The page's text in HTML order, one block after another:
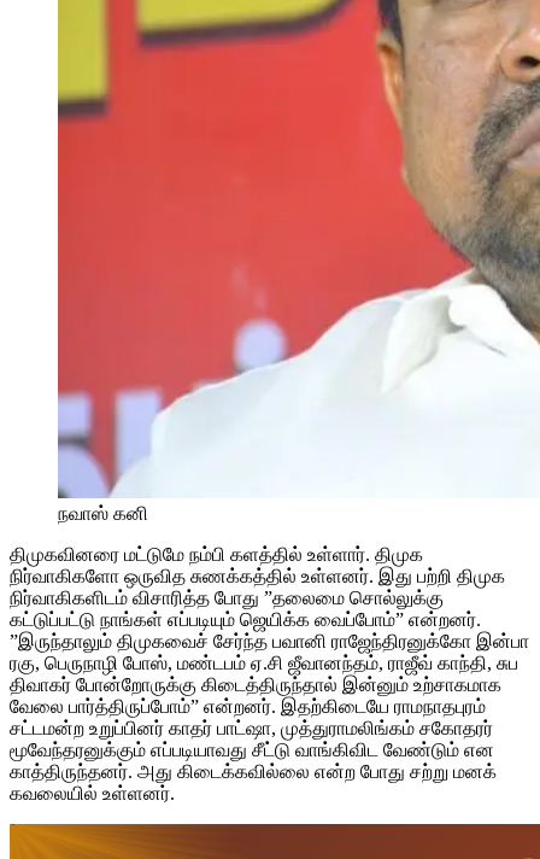
நவாஸ் கனி
திமுகவினரை மட்டுமே நம்பி களத்தில் உள்ளார். திமுக
நிர்வாகிகளோ ஒருவித சுணக்கத்தில் உள்ளனர். இது பற்றி திமுக
நிர்வாகிகளிடம் விசாரித்த போது ”தலைமை சொல்லுக்கு
கட்டுப்பட்டு நாங்கள் எப்படியும் ஜெயிக்க வைப்போம்” என்றனர்.
”இருந்தாலும் திமுகவைச் சேர்ந்த பவானி ராஜேந்திரனுக்கோ இன்பா
ரகு, பெருநாழி போஸ், மண்டபம் ஏ.சி ஜீவானந்தம், ராஜீவ் காந்தி, சுப
திவாகர் போன்றோருக்கு கிடைத்திருந்தால் இன்னும் உற்சாகமாக
வேலை பார்த்திருப்போம்” என்றனர். இதற்கிடையே ராமநாதபுரம்
சட்டமன்ற உறுப்பினர் காதர் பாட்ஷா, முத்துராமலிங்கம் சகோதரர்
மூவேந்தரனுக்கும் எப்படியாவது சீட்டு வாங்கிவிட வேண்டும் என
காத்திருந்தனர். அது கிடைக்கவில்லை என்ற போது சற்று மனக்
கவலையில் உள்ளனர்.